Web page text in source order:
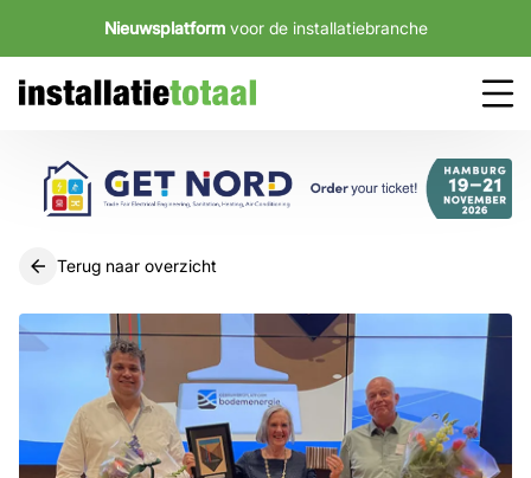
Nieuwsplatform voor de installatiebranche
Terug naar overzicht